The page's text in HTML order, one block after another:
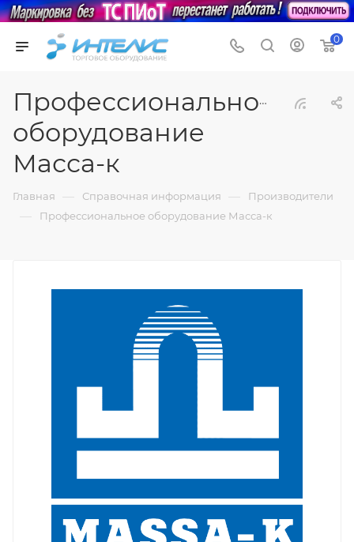
0
Профессиональное
оборудование
Масса-к
Главная — Справочная информация — Производители
— Профессиональное оборудование Масса-к